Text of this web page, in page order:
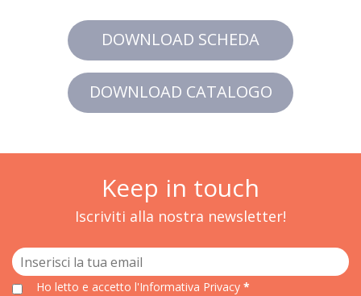
DOWNLOAD SCHEDA
DOWNLOAD CATALOGO
Keep in touch
Iscriviti alla nostra newsletter!
Ho letto e accetto l'Informativa Privacy *